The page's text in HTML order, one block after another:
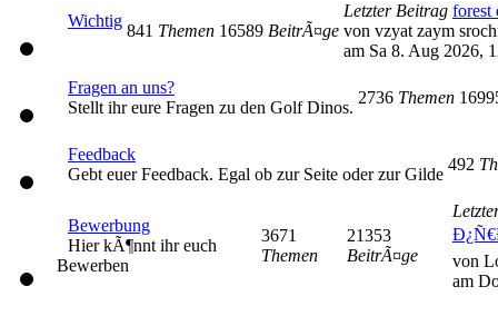
Wichtig
841 Themen 16589 BeitrÃ¤ge
Letzter Beitrag forest
von vzyat zaym
am Sa 8. Aug 2026,
Fragen an uns?
Stellt ihr eure Fragen zu den Golf Dinos.
2736 Themen
Feedback
Gebt euer Feedback. Egal ob zur Seite oder zur Gilde
492
Bewerbung
Hier kÃ¶nnt ihr euch
Bewerben
3671
Themen
21353
BeitrÃ¤ge
von
am